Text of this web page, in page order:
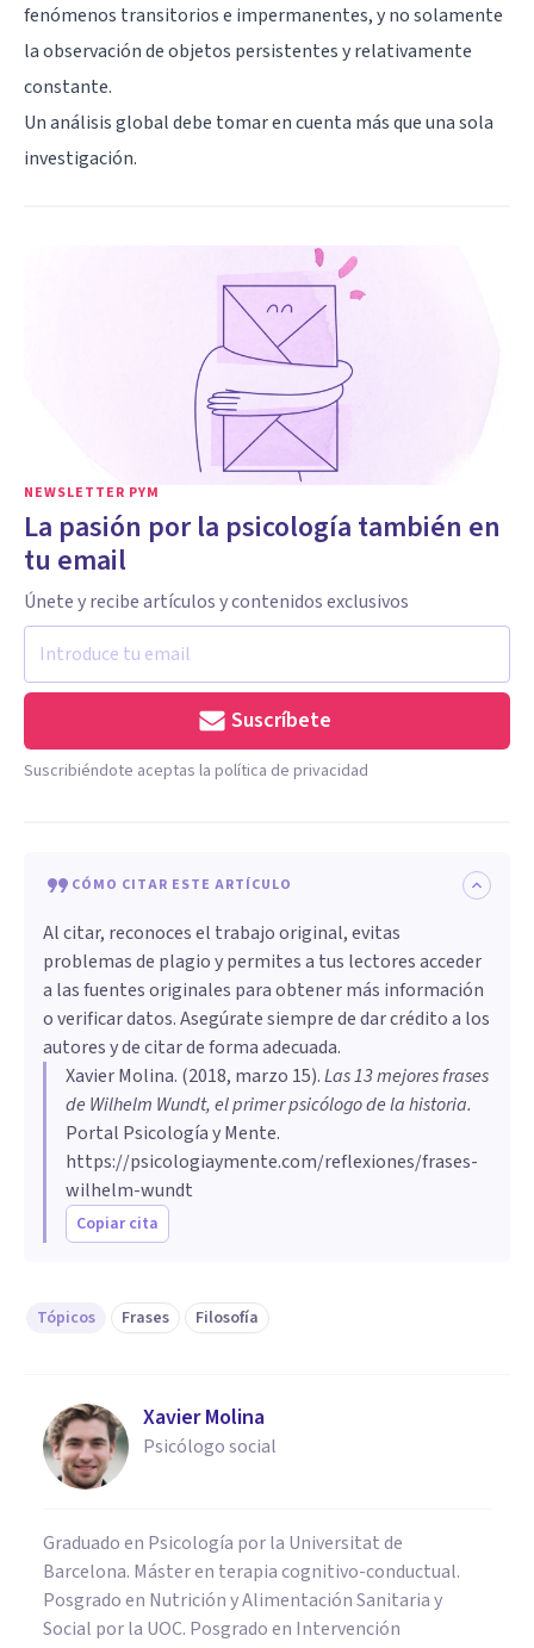
fenómenos transitorios e impermanentes, y no solamente
la observación de objetos persistentes y relativamente
constante.
Un análisis global debe tomar en cuenta más que una sola
investigación.
NEWSLETTER PYM
La pasión por la psicología también en
tu email
Únete y recibe artículos y contenidos exclusivos
Suscríbete
Suscribiéndote aceptas la política de privacidad
CÓMO CITAR ESTE ARTÍCULO
Al citar, reconoces el trabajo original, evitas
problemas de plagio y permites a tus lectores acceder
a las fuentes originales para obtener más información
o verificar datos. Asegúrate siempre de dar crédito a los
autores y de citar de forma adecuada.
Xavier Molina. (2018, marzo 15).Las 13 mejores frases
de Wilhelm Wundt, el primer psicólogo de la historia.
Portal Psicología y Mente.
https://psicologiaymente.com/reflexiones/frases-
wilhelm-wundt
Copiar cita
Tópicos Frases Filosofía
Xavier Molina
Psicólogo social
Graduado en Psicología por la Universitat de
Barcelona. Máster en terapia cognitivo-conductual.
Posgrado en Nutrición y Alimentación Sanitaria y
Social por la UOC. Posgrado en Intervención